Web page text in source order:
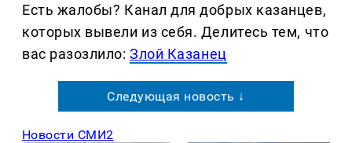
Есть жалобы? Канал для добрых казанцев,
которых вывели из себя. Делитеcь тем, что
вас разозлило:Злой Казанец
Следующая новость ↓
Новости СМИ2